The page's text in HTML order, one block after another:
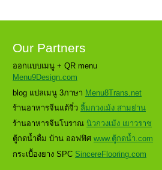
Our Partners
ออกแบบเมนู + QR menu
Menu9Design.com
blog แปลเมนู 3ภาษา Menu8Trans.net
ร้านอาหารจีนแต้จิ๋ว ลิ้มกวงเม้ง สามย่าน
ร้านอาหารจีนโบราณ นิวกวงเม้ง เยาวราช
ตู้กดน้ำดื่ม บ้าน ออฟฟิศ www.ตู้กดน้ำ.com
กระเบื้องยาง SPC SincereFlooring.com